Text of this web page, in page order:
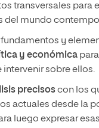
transversales para
del mundo
y
y económica
intervenir sobre ellos.
precisoscon los
actuales desde la
luego expresar